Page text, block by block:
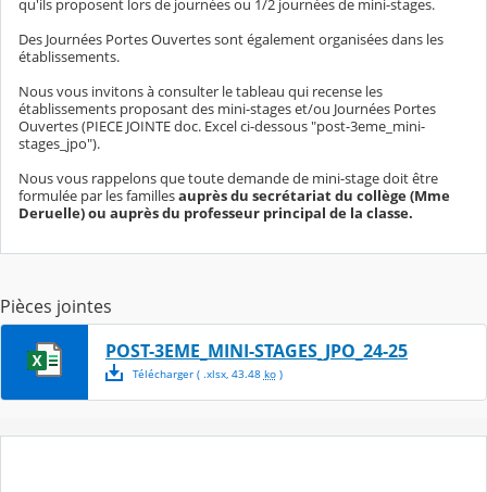
qu'ils proposent lors de journées ou 1/2 journées de mini-stages.
Des Journées Portes Ouvertes sont également organisées dans les
établissements.
Nous vous invitons à consulter le tableau qui recense les
établissements proposant des mini-stages et/ou Journées Portes
Ouvertes (PIECE JOINTE doc. Excel ci-dessous "post-3eme_mini-
stages_jpo").
Nous vous rappelons que toute demande de mini-stage doit être
formulée par les famillesauprès du secrétariat du collège (Mme
Deruelle) ou auprès du professeur principal de la classe.
Pièces jointes
POST-3EME_MINI-STAGES_JPO_24-25
Télécharger( .xlsx, 43.48 ko)